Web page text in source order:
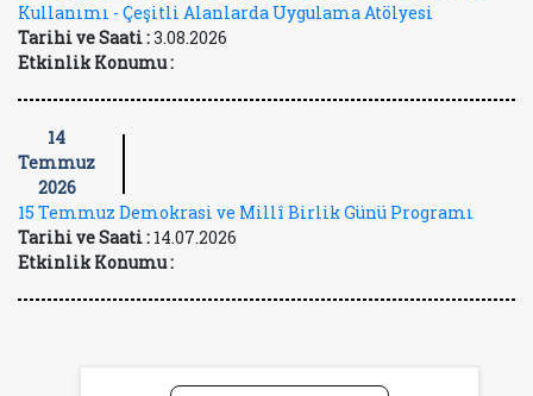
Kullanımı - Çeşitli Alanlarda Uygulama Atölyesi
Tarihi ve Saati :3.08.2026
Etkinlik Konumu :
14
Temmuz
2026
15 Temmuz Demokrasi ve Millî Birlik Günü Programı
Tarihi ve Saati : 14.07.2026
Etkinlik Konumu :